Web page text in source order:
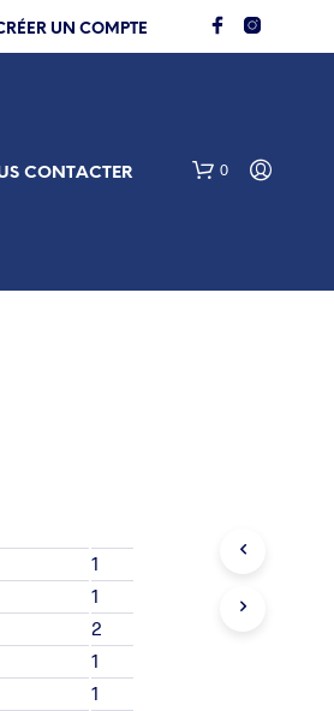
UN COMPTE
CONTACTER 0
1
1
2
1
1